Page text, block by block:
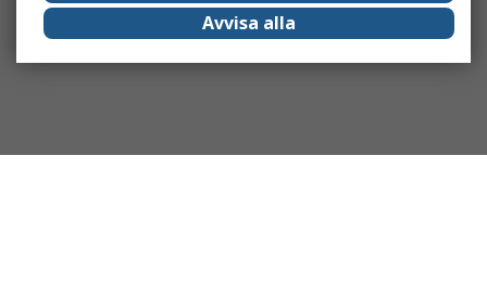
Avvisa alla